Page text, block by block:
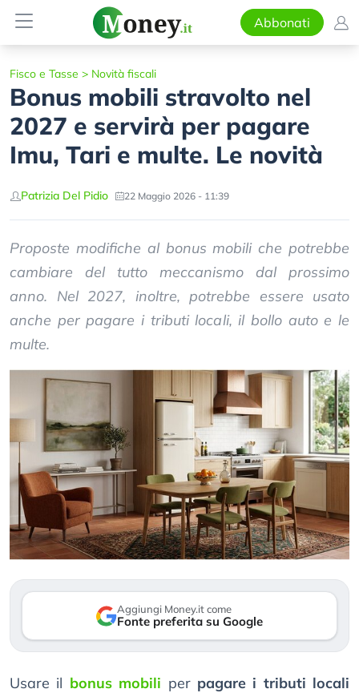
Abbonati
Fisco e Tasse > Novità fiscali
Bonus mobili stravolto nel
2027 e servirà per pagare
Imu, Tari e multe. Le novità
Patrizia Del Pidio 22 Maggio 2026 - 11:39
Proposte modifiche al bonus mobili che potrebbe
cambiare del tutto meccanismo dal prossimo
anno. Nel 2027, inoltre, potrebbe essere usato
anche per pagare i tributi locali, il bollo auto e le
multe.
Aggiungi Money.it come
Fonte preferita su Google
Usare il bonus mobili per pagare i tributi locali